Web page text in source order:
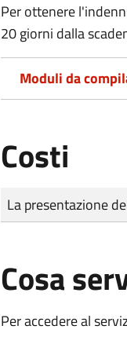
Per ottenere
20 giorni dalla
Moduli da
Costi
Tipo di pagamento
Importo
La presentazione
Cosa
Per accedere al